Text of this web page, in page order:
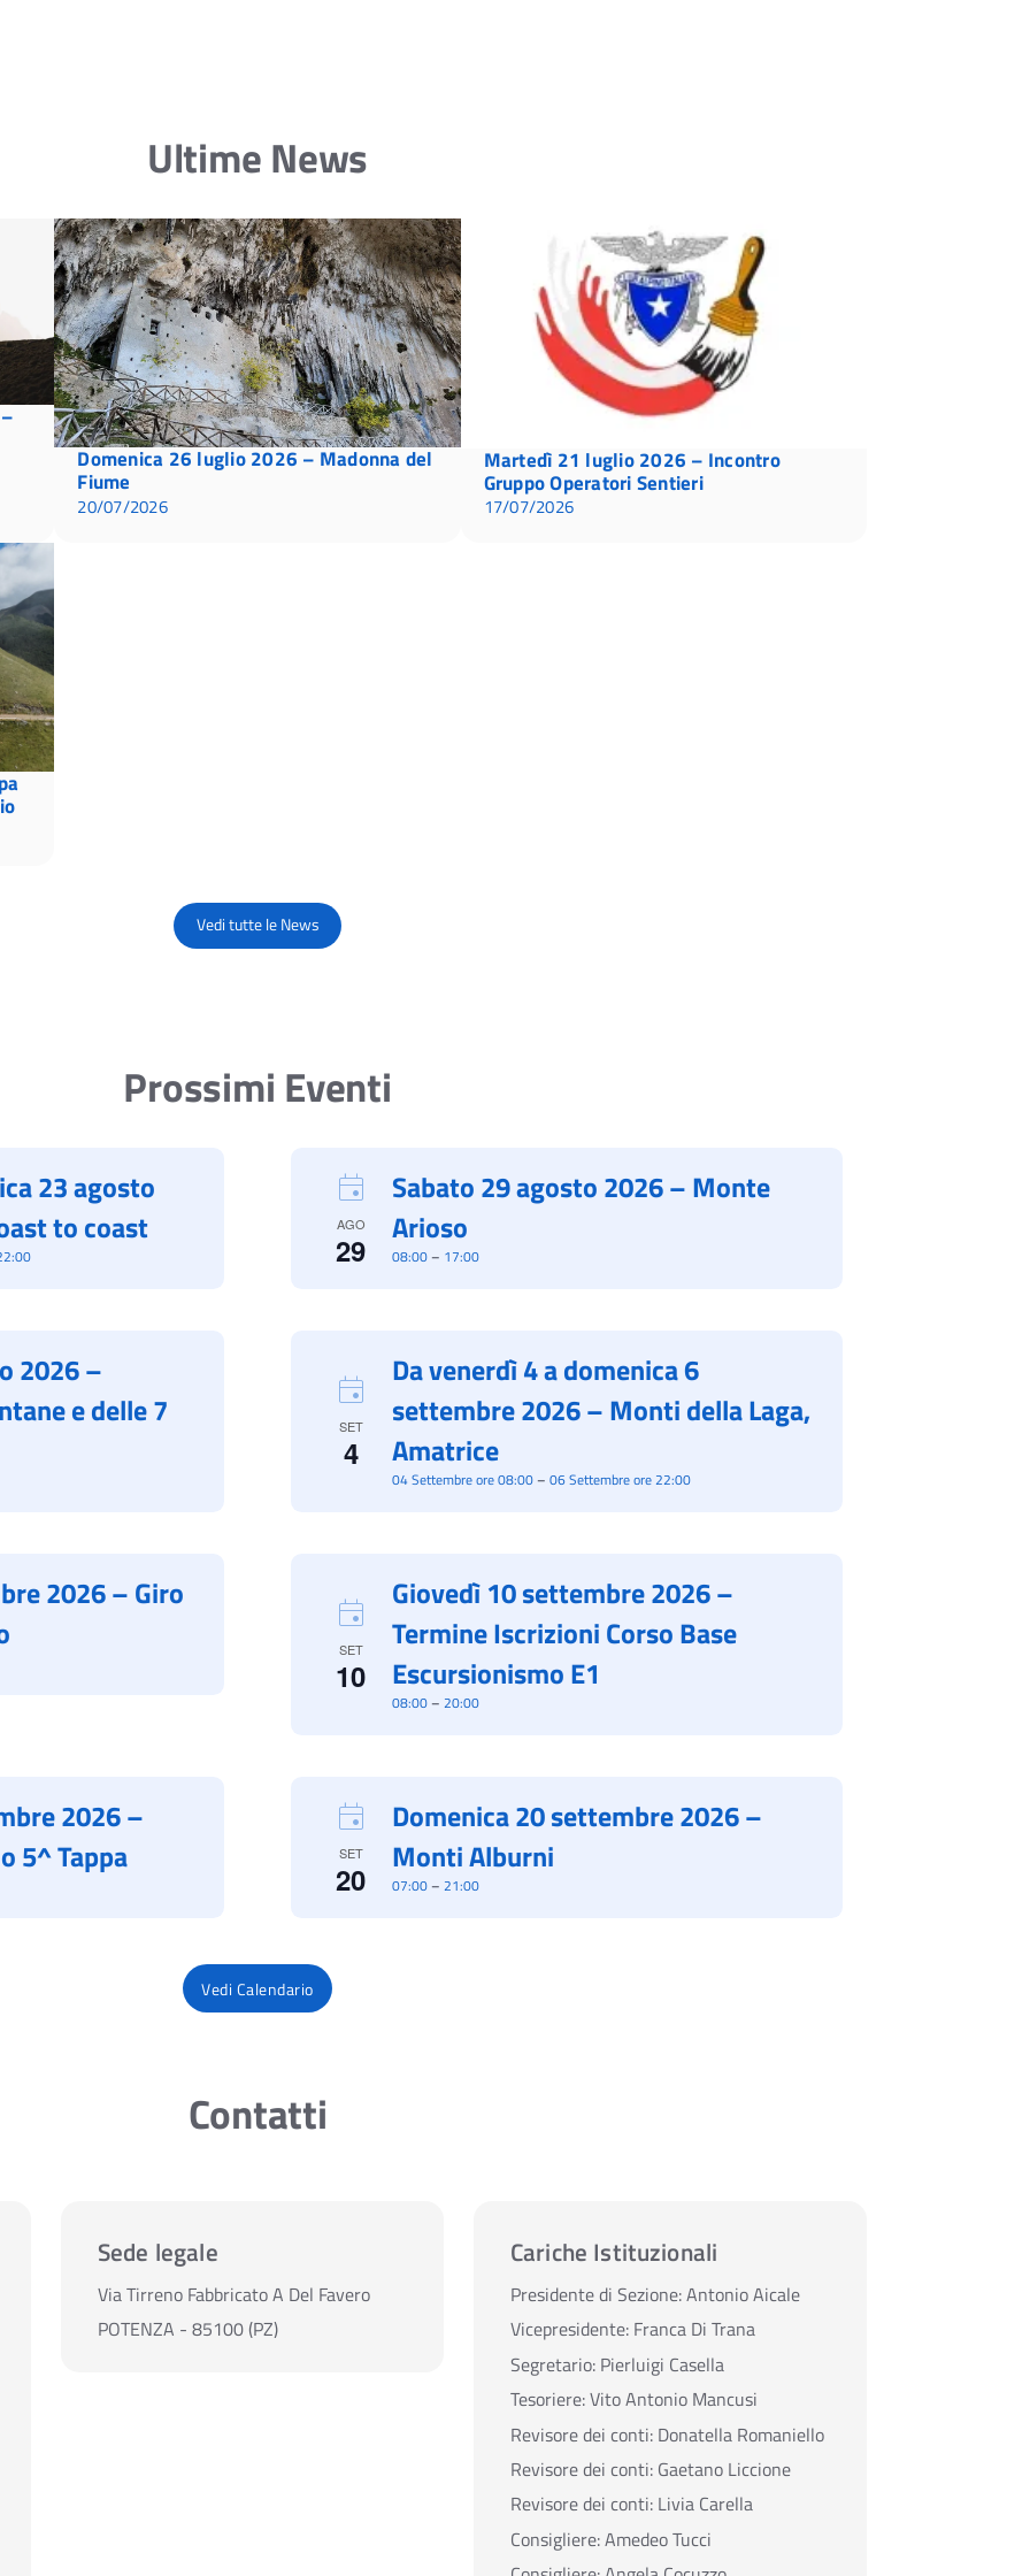
Ultime News
Domenica 26 luglio 2026 – Madonna del
Fiume
20/07/2026
Martedì 21 luglio 2026 – Incontro
Gruppo Operatori Sentieri
17/07/2026
Vedi tutte le News
Prossimi Eventi
23 agosto
to coast
AGO
29 08:00– 17:00
Sabato 29 agosto 2026 – Monte
Arioso
2026 –
e delle 7
SET
4
04 Settembre ore 08:00– 06 Settembre ore 22:00
Da venerdì 4 a domenica 6
settembre 2026 – Monti della Laga,
Amatrice
2026 – Giro
SET
10
08:00– 20:00
Giovedì 10 settembre 2026 –
Termine Iscrizioni Corso Base
Escursionismo E1
2026 –
5^ Tappa
SET
20 07:00– 21:00
Domenica 20 settembre 2026 –
Monti Alburni
Vedi Calendario
Contatti
Sede legale
Via Tirreno Fabbricato A Del Favero
POTENZA - 85100 (PZ)
Cariche Istituzionali
Presidente di Sezione:Antonio Aicale
Vicepresidente: Franca Di Trana
Segretario: Pierluigi Casella
Tesoriere:Vito Antonio Mancusi
Revisore dei conti: Donatella Romaniello
Revisore dei conti: Gaetano Liccione
Revisore dei conti: Livia Carella
Consigliere:Amedeo Tucci